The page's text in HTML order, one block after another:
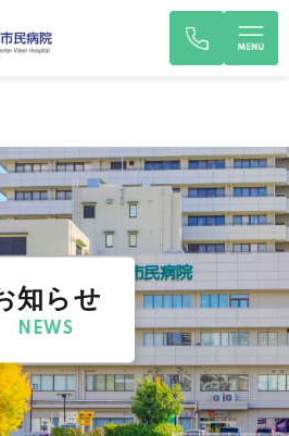
知らせ
NEWS